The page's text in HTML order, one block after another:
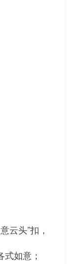
云头”扣，
如意；